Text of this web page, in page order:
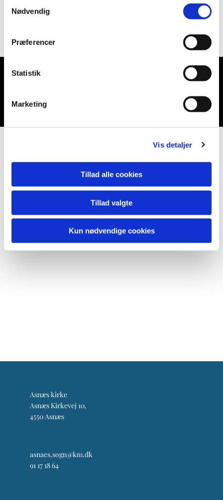
Nødvendig
Præferencer
Statistik
Marketing
Vis detaljer
Tillad alle cookies
Tillad valgte
Kun nødvendige cookies
Du vil måske også kunne lide...
Asnæs kirke
Asnæs Kirkevej 10,
4550 Asnæs
asnaes.sogn@km.dk
91 17 18 64